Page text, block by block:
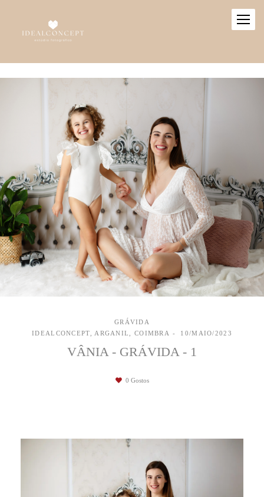
GRÁVIDA
IDEALCONCEPT, ARGANIL, COIMBRA
10/MAIO/2023
VÂNIA - GRÁVIDA - 1
0 Gostos